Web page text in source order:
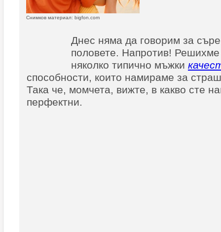
Снимков материал: bigfon.com
Днес няма да говорим за
половете. Напротив!
няколко типично мъжки
способности, които намираме за
Така че, момчета, вижте, в какво сте
перфектни.